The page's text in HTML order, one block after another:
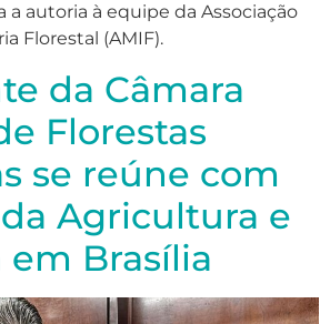
a autoria à equipe da Associação
Florestal (AMIF).
da Câmara
Florestas
se reúne com
Agricultura e
em Brasília